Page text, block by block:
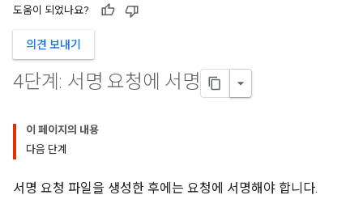
도움이 되었나요?
의견 보내기
4단계: 서명 요청에 서명
이 페이지의 내용
다음 단계
서명 요청 파일을 생성한 후에는 요청에 서명해야 합니다.